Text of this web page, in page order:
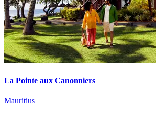
La Pointe aux Canonniers
Mauritius